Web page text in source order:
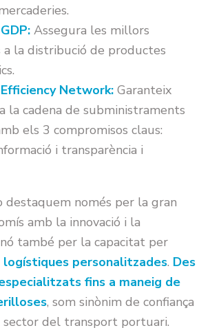
Assegura les millors
a la distribució de productes
Network: Garanteix
a la cadena de subministraments
els 3 compromisos claus:
i transparència i
destaquem només per la gran
amb la innovació i la
també per la capacitat per
logístiques personalitzades. Des
fins a maneig de
, som sinònim de confiança
sector del transport portuari.